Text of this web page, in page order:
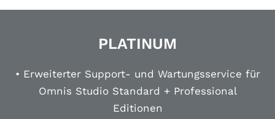
PLATINUM
• Erweiterter Support- und Wartungsservice für
Omnis Studio Standard + Professional
Editionen